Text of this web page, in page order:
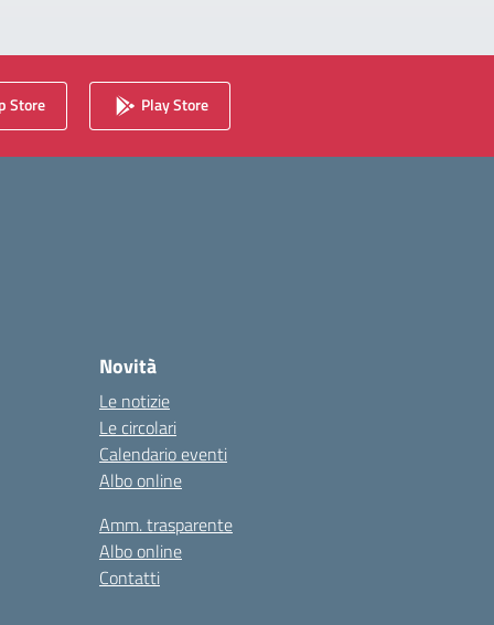
Store Play Store
Novità
Le notizie
Le circolari
Calendario eventi
Albo online
Amm. trasparente
Albo online
Contatti